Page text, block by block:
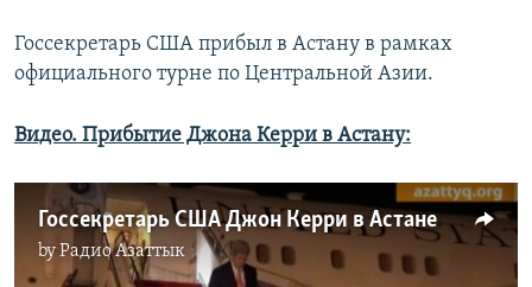
Госсекретарь США прибыл в Астану в рамках
официального турне по Центральной Азии.
Видео. Прибытие Джона Керри в Астану:
Госсекретарь США Джон Керри в Астане
byРадио Азаттык